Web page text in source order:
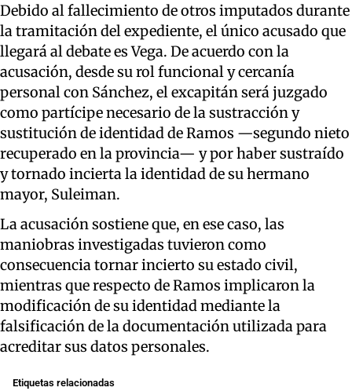
Debido al fallecimiento de otros imputados durante
la tramitación del expediente, el único acusado que
llegará al debate es Vega. De acuerdo con la
acusación, desde su rol funcional y cercanía
personal con Sánchez, el excapitán será juzgado
como partícipe necesario de la sustracción y
sustitución de identidad de Ramos —segundo nieto
recuperado en la provincia— y por haber sustraído
y tornado incierta la identidad de su hermano
mayor, Suleiman.
La acusación sostiene que, en ese caso, las
maniobras investigadas tuvieron como
consecuencia tornar incierto su estado civil,
mientras que respecto de Ramos implicaron la
modificación de su identidad mediante la
falsificación de la documentación utilizada para
acreditar sus datos personales.
Etiquetas relacionadas